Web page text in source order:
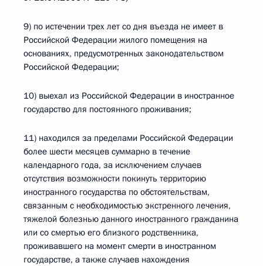
9) по истечении трех лет со дня въезда не имеет в
Российской Федерации жилого помещения на
основаниях, предусмотренных законодательством
Российской Федерации;
10) выехал из Российской Федерации в иностранное
государство для постоянного проживания;
11) находился за пределами Российской Федерации
более шести месяцев суммарно в течение
календарного года, за исключением случаев
отсутствия возможности покинуть территорию
иностранного государства по обстоятельствам,
связанным с необходимостью экстренного лечения,
тяжелой болезнью данного иностранного гражданина
или со смертью его близкого родственника,
проживавшего на момент смерти в иностранном
государстве, а также случаев нахождения